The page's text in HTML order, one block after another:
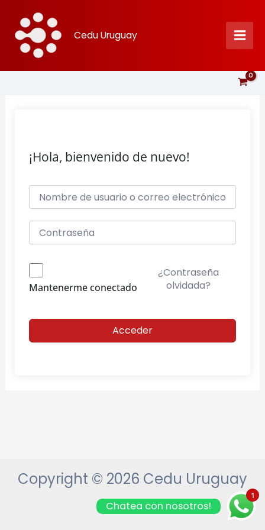
contenido
Cedu Uruguay
¡Hola, bienvenido de nuevo!
Mantenerme conectado
¿Contraseña
olvidada?
Acceder
Copyright © 2026 Cedu Uruguay
1
Chatea con nosotros!